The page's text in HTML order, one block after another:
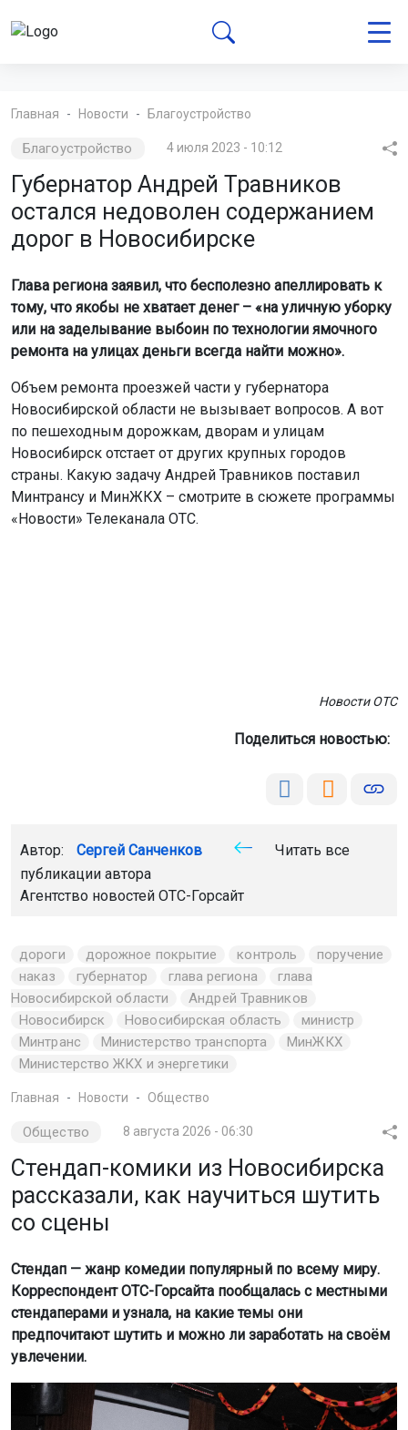
Главная Новости Благоустройство
Благоустройство 4 июля 2023 - 10:12
Губернатор Андрей Травников
остался недоволен содержанием
дорог в Новосибирске
Глава региона заявил, что бесполезно апеллировать к
тому, что якобы не хватает денег – «на уличную уборку
или на заделывание выбоин по технологии ямочного
ремонта на улицах деньги всегда найти можно».
Объем ремонта проезжей части у губернатора
Новосибирской области не вызывает вопросов. А вот
по пешеходным дорожкам, дворам и улицам
Новосибирск отстает от других крупных городов
страны. Какую задачу Андрей Травников поставил
Минтрансу и МинЖКХ – смотрите в сюжете программы
«Новости» Телеканала ОТС.
Новости ОТС
Поделиться новостью:
Автор: Сергей Санченков
Читать все
публикации автора
Агентство новостей ОТС-Горсайт
дороги дорожное покрытие контроль
поручение
наказ
губернатор глава региона
глава
Новосибирской области
Андрей Травников
Новосибирск
Новосибирская область
министр
Минтранс
Министерство транспорта
МинЖКХ
Министерство ЖКХ и энергетики
Главная Новости Общество
Общество 8 августа 2026 - 06:30
Стендап-комики из Новосибирска
рассказали, как научиться шутить
со сцены
Стендап — жанр комедии популярный по всему миру.
Корреспондент ОТС-Горсайта пообщалась с местными
стендаперами и узнала, на какие темы они
предпочитают шутить и можно ли заработать на своём
увлечении.